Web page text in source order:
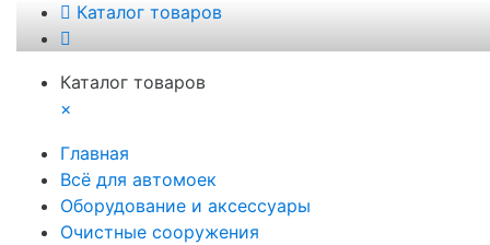
Каталог товаров
Каталог товаров
×
Главная
Всё для автомоек
Оборудование и аксессуары
Очистные сооружения